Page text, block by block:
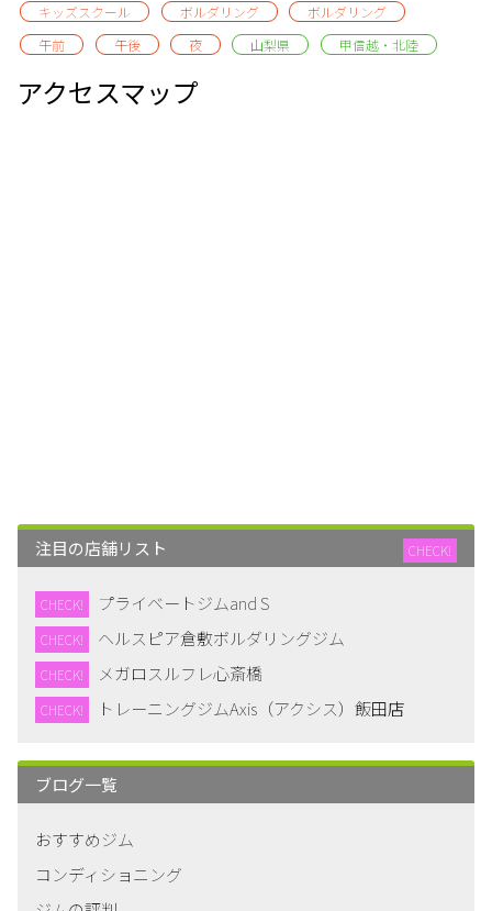
キッズスクール ボルダリング
ボルダリング
午前
午後 夜 山梨県 甲信越・北陸
アクセスマップ
注目の店舗リスト CHECK!
CHECK! プライベートジムand S
CHECK! ヘルスピア倉敷ボルダリングジム
CHECK! メガロスルフレ心斎橋
CHECK! トレーニングジムAxis（アクシス）飯田店
ブログ一覧
おすすめジム
コンディショニング